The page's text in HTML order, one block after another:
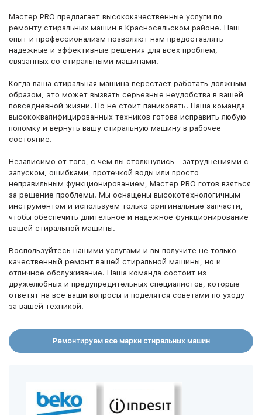
Мастер PRO предлагает высококачественные услуги по
ремонту стиральных машин в Красносельском районе. Наш
опыт и профессионализм позволяют нам предоставлять
надежные и эффективные решения для всех проблем,
связанных со стиральными машинами.
Когда ваша стиральная машина перестает работать должным
образом, это может вызвать серьезные неудобства в вашей
повседневной жизни. Но не стоит паниковать! Наша команда
высококвалифицированных техников готова исправить любую
поломку и вернуть вашу стиральную машину в рабочее
состояние.
Независимо от того, с чем вы столкнулись - затруднениями с
запуском, ошибками, протечкой воды или просто
неправильным функционированием, Мастер PRO готов взяться
за решение проблемы. Мы оснащены высокотехнологичным
инструментом и используем только оригинальные запчасти,
чтобы обеспечить длительное и надежное функционирование
вашей стиральной машины.
Воспользуйтесь нашими услугами и вы получите не только
качественный ремонт вашей стиральной машины, но и
отличное обслуживание. Наша команда состоит из
дружелюбных и предупредительных специалистов, которые
ответят на все ваши вопросы и поделятся советами по уходу
за вашей техникой.
Ремонтируем все марки стиральных машин